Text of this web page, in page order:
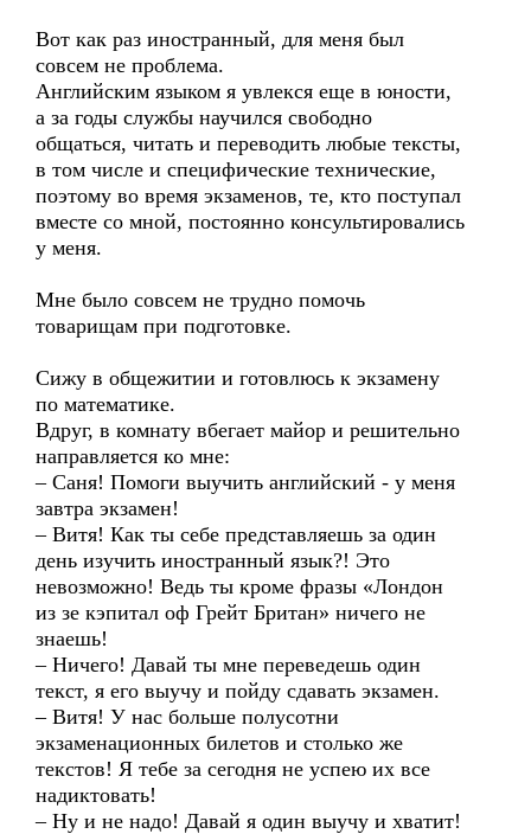
Вот как раз иностранный, для меня был
совсем не проблема.
Английским языком я увлекся еще в юности,
а за годы службы научился свободно
общаться, читать и переводить любые тексты,
в том числе и специфические технические,
поэтому во время экзаменов, те, кто поступал
вместе со мной, постоянно консультировались
у меня.
Мне было совсем не трудно помочь
товарищам при подготовке.
Сижу в общежитии и готовлюсь к экзамену
по математике.
Вдруг, в комнату вбегает майор и решительно
направляется ко мне:
– Саня! Помоги выучить английский - у меня
завтра экзамен!
– Витя! Как ты себе представляешь за один
день изучить иностранный язык?! Это
невозможно! Ведь ты кроме фразы «Лондон
из зе кэпитал оф Грейт Британ» ничего не
знаешь!
– Ничего! Давай ты мне переведешь один
текст, я его выучу и пойду сдавать экзамен.
– Витя! У нас больше полусотни
экзаменационных билетов и столько же
текстов! Я тебе за сегодня не успею их все
надиктовать!
– Ну и не надо! Давай я один выучу и хватит!